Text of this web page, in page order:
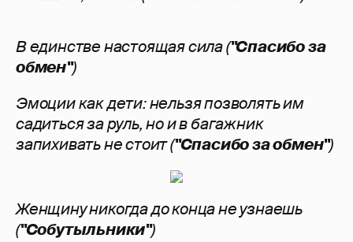
В единстве настоящая сила ("Спасибо за
обмен")
Эмоции как дети: нельзя позволять им
садиться за руль, но и в багажник
запихивать не стоит ("Спасибо за обмен")
Женщину никогда до конца не узнаешь
("Собутыльники")